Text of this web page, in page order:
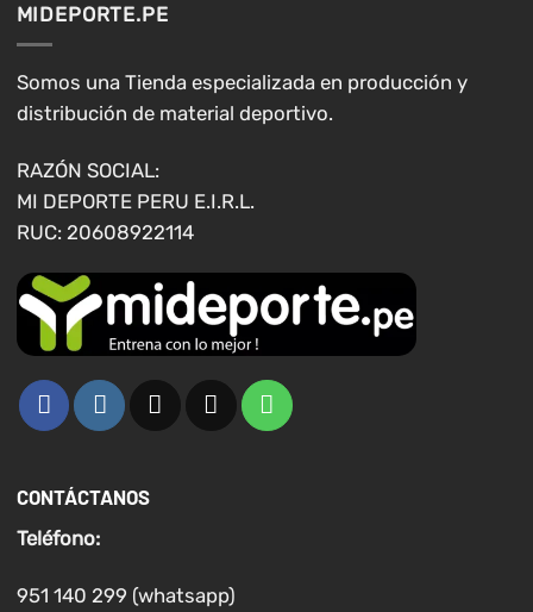
se
pueden
elegir
en
página
de
producto
elegir
en
MIDEPORTE.PE
Somos una Tienda especializada en producción y
distribución de material deportivo.
RAZÓN SOCIAL:
MI DEPORTE PERU E.I.R.L.
RUC: 20608922114
CONTÁCTANOS
Teléfono:
951 140 299 (whatsapp)